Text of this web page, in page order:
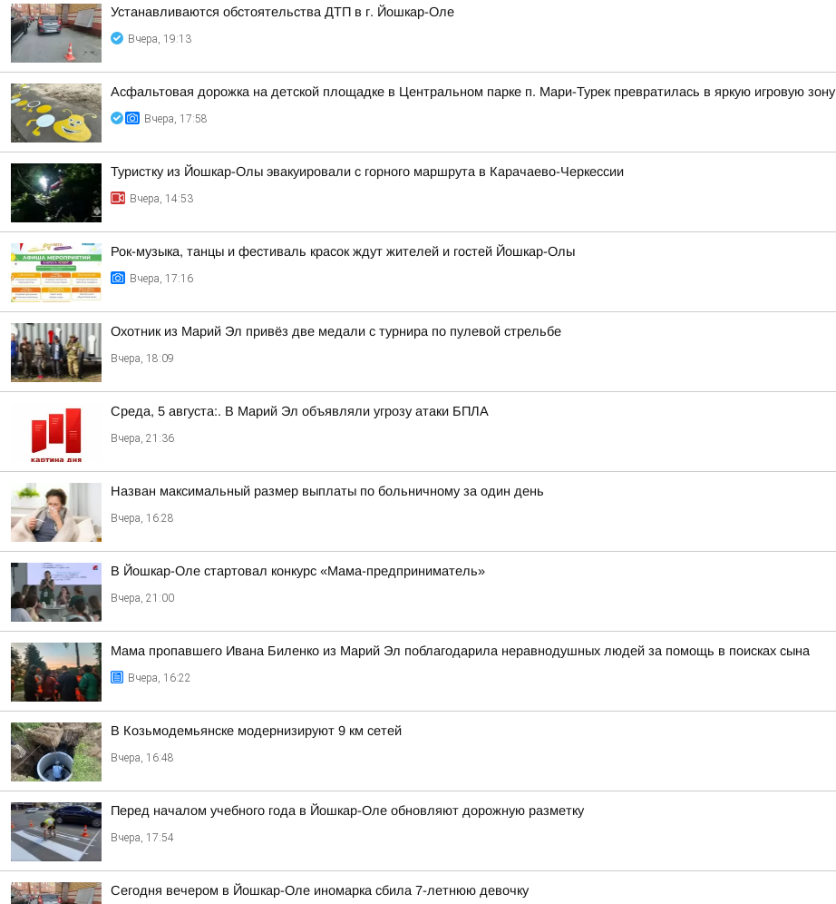
Устанавливаются обстоятельства ДТП в г. Йошкар-Оле
Вчера, 19:13
Асфальтовая дорожка на детской площадке в Центральном парке п. Мари-Турек превратилась в яркую игровую зону
Вчера, 17:58
Туристку из Йошкар-Олы эвакуировали с горного маршрута в Карачаево-Черкессии
Вчера, 14:53
Рок-музыка, танцы и фестиваль красок ждут жителей и гостей Йошкар-Олы
Вчера, 17:16
Охотник из Марий Эл привёз две медали с турнира по пулевой стрельбе
Вчера, 18:09
Среда, 5 августа:. В Марий Эл объявляли угрозу атаки БПЛА
Вчера, 21:36
Назван максимальный размер выплаты по больничному за один день
Вчера, 16:28
В Йошкар-Оле стартовал конкурс «Мама-предприниматель»
Вчера, 21:00
Мама пропавшего Ивана Биленко из Марий Эл поблагодарила неравнодушных людей за помощь в поисках сына
Вчера, 16:22
В Козьмодемьянске модернизируют 9 км сетей
Вчера, 16:48
Перед началом учебного года в Йошкар-Оле обновляют дорожную разметку
Вчера, 17:54
Сегодня вечером в Йошкар-Оле иномарка сбила 7-летнюю девочку